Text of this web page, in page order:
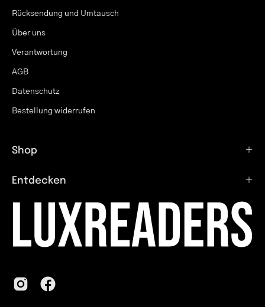
Rücksendung und Umtausch
Über uns
Verantwortung
AGB
Datenschutz
Bestellung widerrufen
Shop
Entdecken